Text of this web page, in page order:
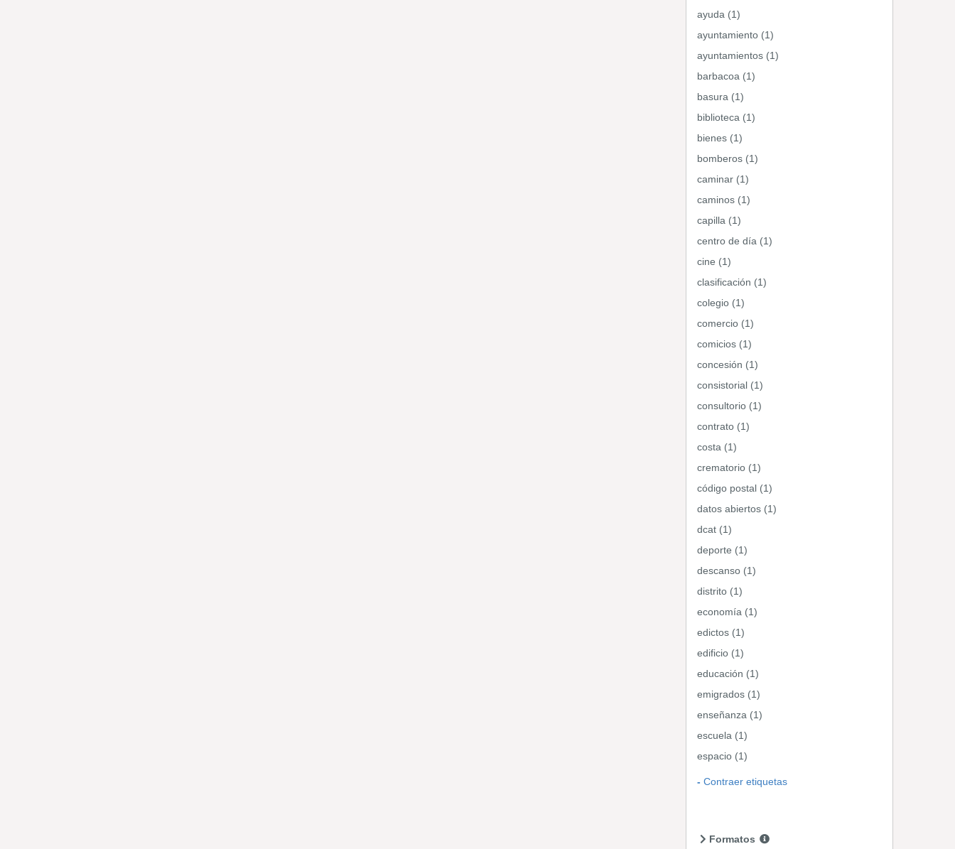
ayuda (1)
ayuntamiento (1)
ayuntamientos (1)
barbacoa (1)
basura (1)
biblioteca (1)
bienes (1)
bomberos (1)
caminar (1)
caminos (1)
capilla (1)
centro de día (1)
cine (1)
clasificación (1)
colegio (1)
comercio (1)
comicios (1)
concesión (1)
consistorial (1)
consultorio (1)
contrato (1)
costa (1)
crematorio (1)
código postal (1)
datos abiertos (1)
dcat (1)
deporte (1)
descanso (1)
distrito (1)
economía (1)
edictos (1)
edificio (1)
educación (1)
emigrados (1)
enseñanza (1)
escuela (1)
espacio (1)
Contraer etiquetas
Formatos